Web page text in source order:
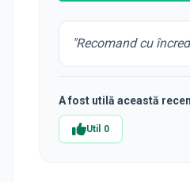
"Recomand cu
A fost utilă această
Util 0